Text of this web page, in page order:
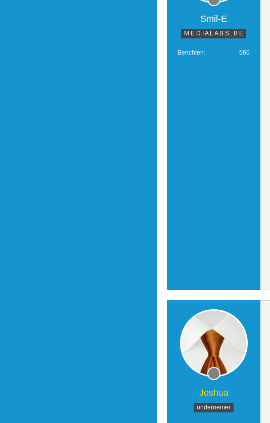
Smil-E
M E D I A L A B S . B E
Berichten 560
Joshua
ondernemer